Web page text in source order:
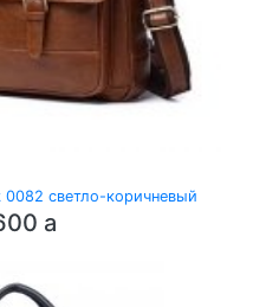
светло-коричневый
a